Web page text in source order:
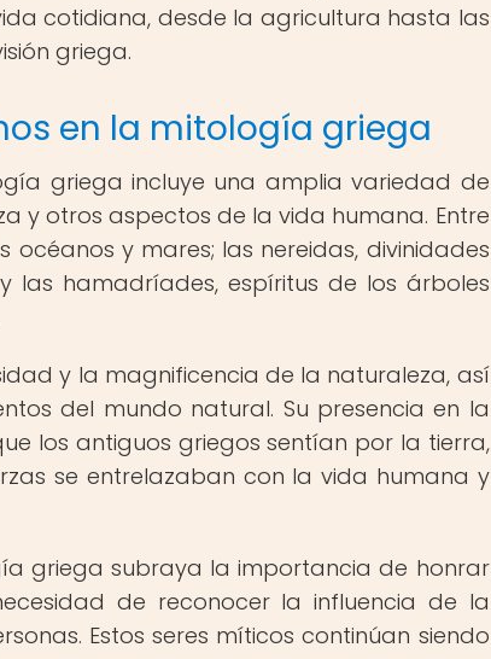
cotidiana, desde la agricultura hasta las
griega.
en la mitología griega
griega incluye una amplia variedad de
y otros aspectos de la vida humana. Entre
océanos y mares; las nereidas, divinidades
las hamadríades, espíritus de los árboles
y la magnificencia de la naturaleza, así
del mundo natural. Su presencia en la
los antiguos griegos sentían por la tierra,
se entrelazaban con la vida humana y
griega subraya la importancia de honrar
de reconocer la influencia de la
Estos seres míticos continúan siendo